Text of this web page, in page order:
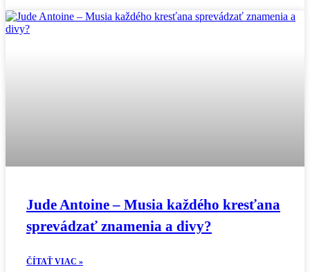
Jude Antoine – Musia každého kresťana
sprevádzať znamenia a divy?
ČÍTAŤ VIAC »